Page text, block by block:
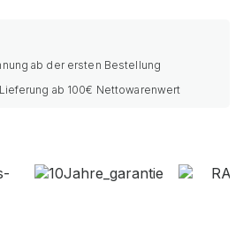
ab der ersten Bestellung
ab 100€ Nettowarenwert